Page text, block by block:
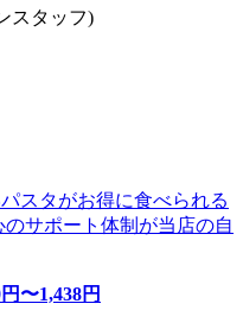
スタッフ)
スタがお得に食べられる
のサポート体制が当店の自
円〜1,438円